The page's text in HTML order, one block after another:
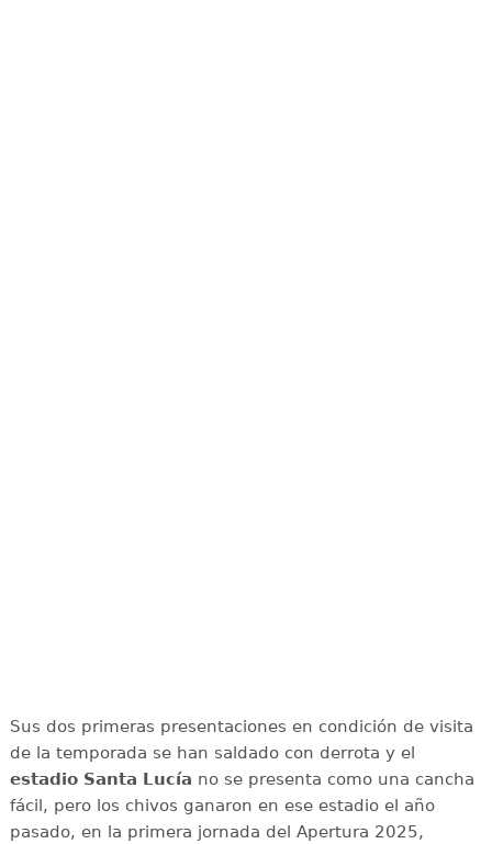
Sus dos primeras presentaciones en condición de visita
de la temporada se han saldado con derrota y el
estadio Santa Lucía no se presenta como una cancha
fácil, pero los chivos ganaron en ese estadio el año
pasado, en la primera jornada del Apertura 2025,